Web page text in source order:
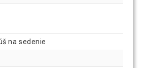
na sedenie